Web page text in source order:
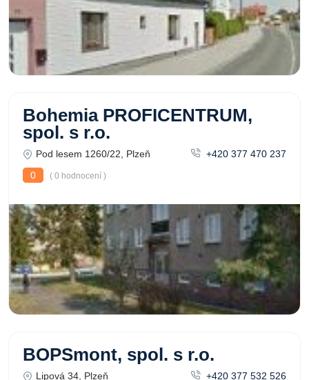
Bohemia PROFICENTRUM,
spol. s r.o.
Pod lesem 1260/22, Plzeň
+420 377 470 237
0
( 0 hodnocení )
BOPSmont, spol. s r.o.
Lipová 34, Plzeň
+420 377 532 526